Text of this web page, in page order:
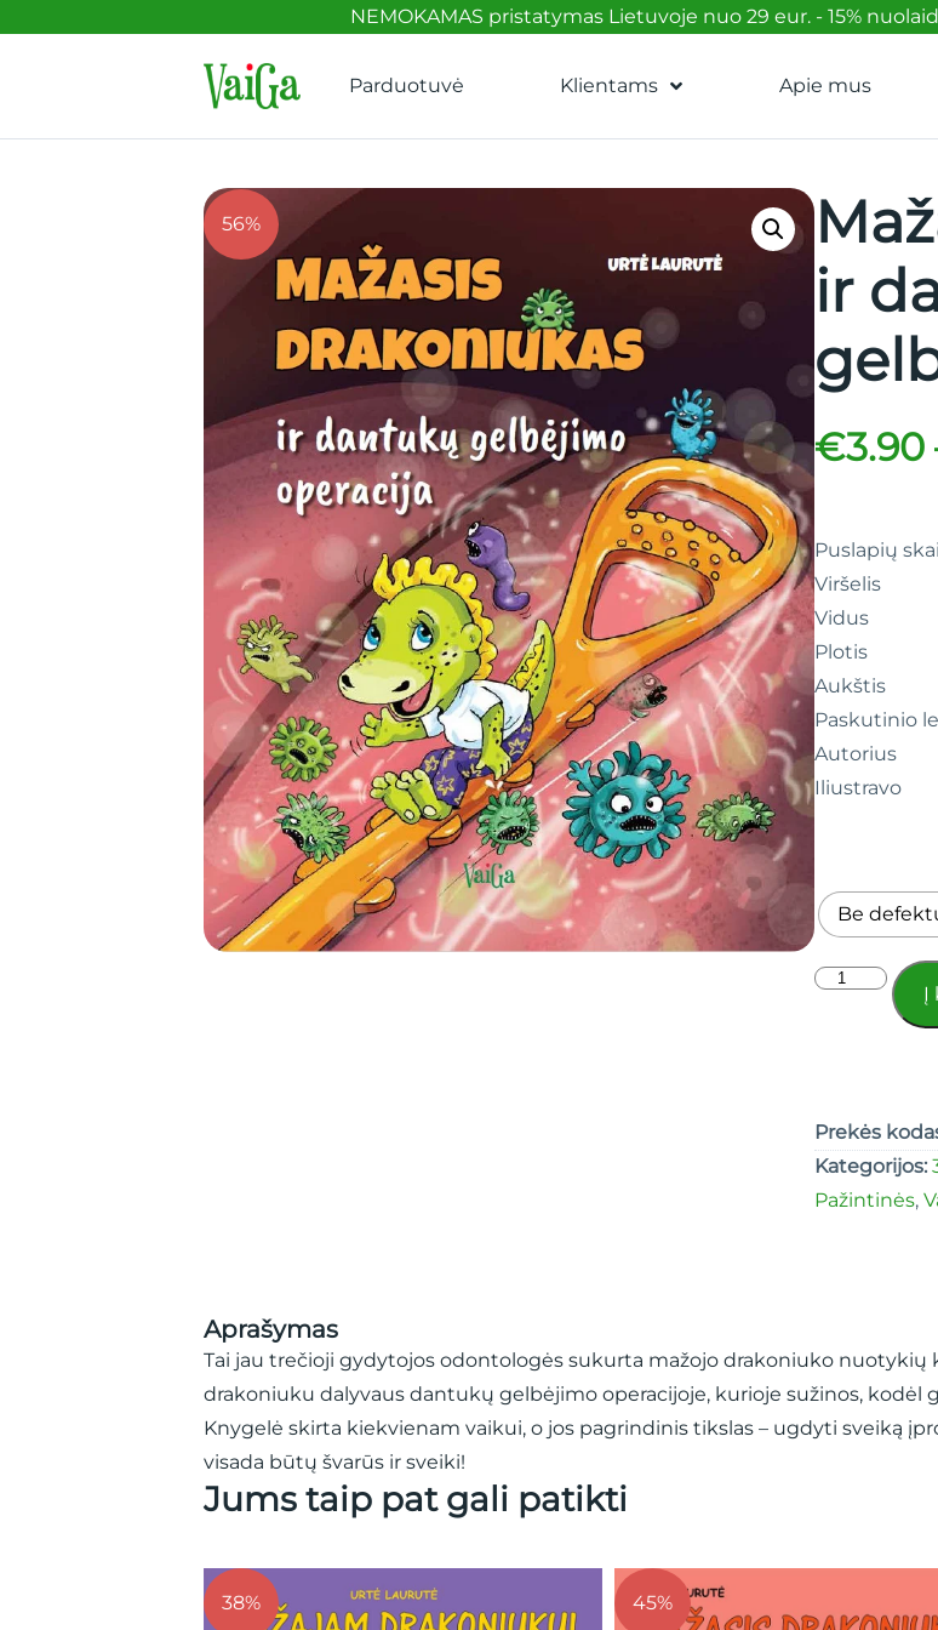
NEMOKAMAS pristatymas Lietuvoje nuo 29 eur. - 15%
Parduotuvė Klientams Apie mus
56%
ir
€3.90
Puslapių
Viršelis
Vidus
Plotis
Aukštis
Paskutinio
Autorius
Iliustravo
Be
Į
Prekės
Kategorijos:
Pažintinės,
Aprašymas
Tai jau trečioji gydytojos odontologės sukurta mažojo drakoniuko nuotykių
drakoniuku dalyvaus dantukų gelbėjimo operacijoje, kurioje sužinos, kodėl
Knygelė skirta kiekvienam vaikui, o jos pagrindinis tikslas – ugdyti sveiką
visada būtų švarūs ir sveiki!
Jums taip pat gali patikti
45%